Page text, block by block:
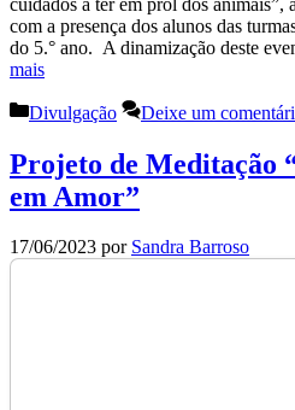
com a presença dos alunos das
do 5.° ano. A dinamização deste
mais
Categorias
Divulgação Deixe um
Projeto de Meditação
em Amor”
17/06/2023 por Sandra Barroso